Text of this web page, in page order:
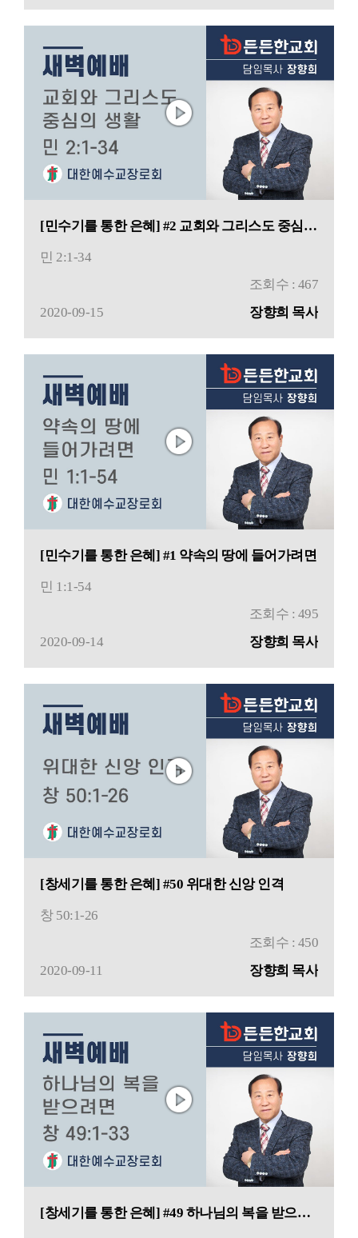
[민수기를 통한 은혜] #2 교회와 그리스도 중심의 생활
민 2:1-34
조회수 : 467
2020-09-15
장향희 목사
[민수기를 통한 은혜] #1 약속의 땅에 들어가려면
민 1:1-54
조회수 : 495
2020-09-14
장향희 목사
[창세기를 통한 은혜] #50 위대한 신앙 인격
창 50:1-26
조회수 : 450
2020-09-11
장향희 목사
[창세기를 통한 은혜] #49 하나님의 복을 받으려면